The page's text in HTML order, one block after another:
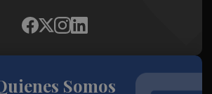
Somos